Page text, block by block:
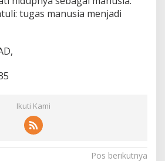
tugas manusia menjadi
Ikuti Kami
Pos berikutnya